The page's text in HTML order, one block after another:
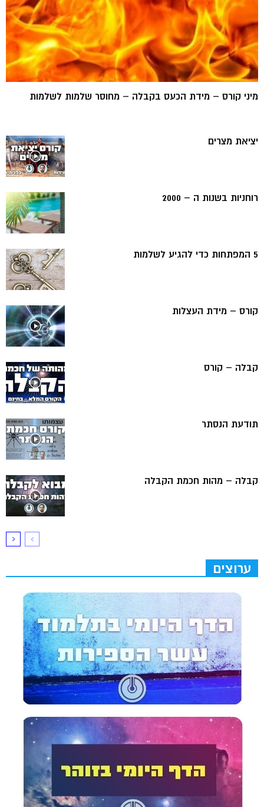
מיני קורס – מידת הכעס בקבלה – מחוסר שלמות לשלמות
יציאת מצרים
רוחניות בשנות ה – 2000
5 המפתחות כדי להגיע לשלמות
קורס – מידת העצלות
קבלה – קורס
תודעת הנסתר
קבלה – מהות חכמת הקבלה
ערוצים